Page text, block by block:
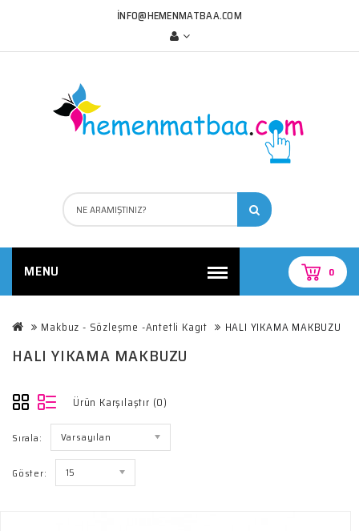
INFO@HEMENMATBAA.COM
0
MENU
Makbuz - Sözleşme -Antetli Kagıt HALI YIKAMA MAKBUZU
HALI YIKAMA MAKBUZU
Ürün Karşılaştır (0)
Sırala: Varsayılan
Göster: 15